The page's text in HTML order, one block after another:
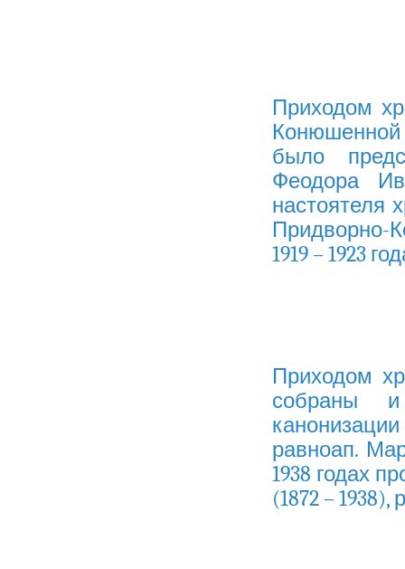
Приходом
было
Феодора
настоятеля
Придворно-
1919 – 1923
Приходом
собраны
равноап.
1938 годах
(1872 –